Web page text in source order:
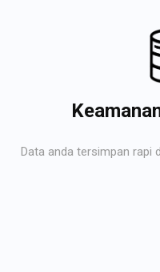
Data anda tersimpan rapi